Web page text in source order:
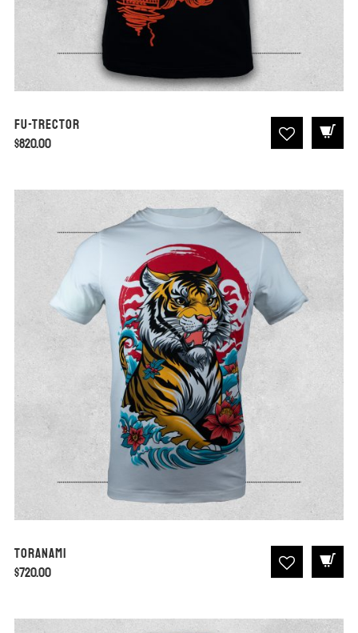
Fu-Trector
$820.00
Toranami
$720.00